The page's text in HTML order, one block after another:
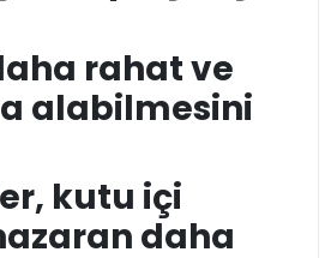
rahat ve
alabilmesini
kutu içi
daha